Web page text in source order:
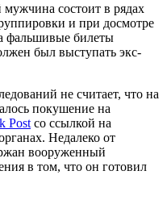
состоит в рядах
и при досмотре
фальшивые билеты
был выступать экс-
не считает, что на
покушение на
Post со ссылкой на
Недалеко от
вооруженный
в том, что он готовил